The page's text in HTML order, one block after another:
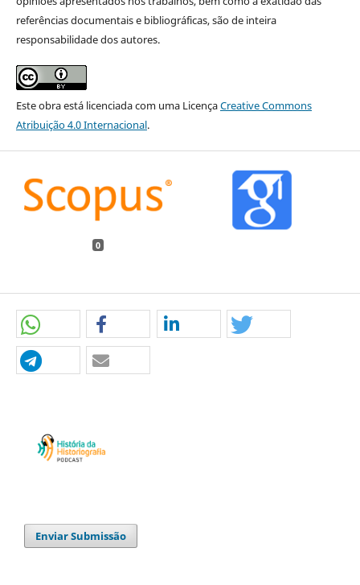
referências documentais e bibliográficas, são de inteira
responsabilidade dos autores.
Este obra está licenciada com uma LicençaCreative Commons
Atribuição 4.0 Internacional.
0
Enviar Submissão